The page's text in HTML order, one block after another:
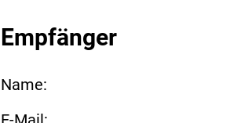
Empfänger
Name: